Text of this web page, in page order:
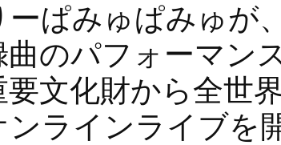
ーぱみゅぱみゅが
曲のパフォーマン
要文化財から全世
ンラインライブを